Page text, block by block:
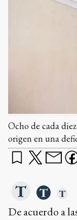
Ocho de cada
origen en una
De acuerdo a